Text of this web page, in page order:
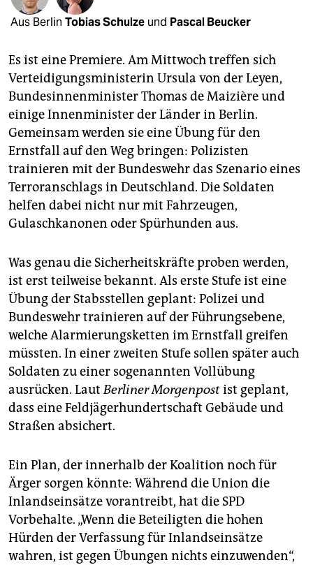
unterstützen
genossenschaft
epaper login
Aus Berlin Tobias Schulze und Pascal Beucker
Es ist eine Premiere. Am Mittwoch treffen sich
Verteidigungsministerin Ursula von der Leyen,
Bundesinnenminister Thomas de Maizière und
einige Innenminister der Länder in Berlin.
Gemeinsam werden sie eine Übung für den
Ernstfall auf den Weg bringen: Polizisten
trainieren mit der Bundeswehr das Szenario eines
Terroranschlags in Deutschland. Die Soldaten
helfen dabei nicht nur mit Fahrzeugen,
Gulaschkanonen oder Spürhunden aus.
Was genau die Sicherheitskräfte proben werden,
ist erst teilweise bekannt. Als erste Stufe ist eine
Übung der Stabsstellen geplant: Polizei und
Bundeswehr trainieren auf der Führungsebene,
welche Alarmierungsketten im Ernstfall greifen
müssten. In einer zweiten Stufe sollen später auch
Soldaten zu einer sogenannten Vollübung
ausrücken. LautBerliner Morgenpostist geplant,
dass eine Feldjägerhundertschaft Gebäude und
Straßen absichert.
Ein Plan, der innerhalb der Koalition noch für
Ärger sorgen könnte: Während die Union die
Inlandseinsätze vorantreibt, hat die SPD
Vorbehalte. „Wenn die Beteiligten die hohen
Hürden der Verfassung für Inlandseinsätze
wahren, ist gegen Übungen nichts einzuwenden“,